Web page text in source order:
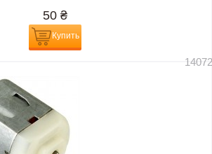
50 ₴
Купить